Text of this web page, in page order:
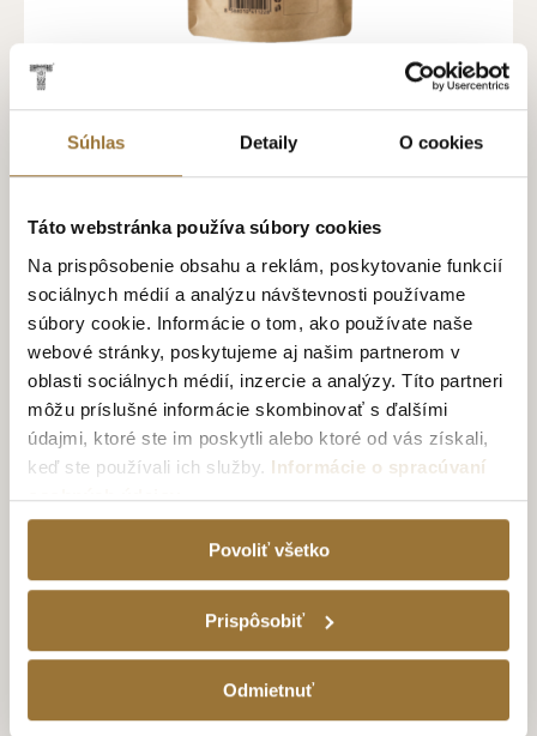
Súhlas Detaily O cookies
Táto webstránka používa súbory cookies
Na prispôsobenie obsahu a reklám, poskytovanie funkcií
sociálnych médií a analýzu návštevnosti používame
súbory cookie. Informácie o tom, ako používate naše
webové stránky, poskytujeme aj našim partnerom v
oblasti sociálnych médií, inzercie a analýzy. Títo partneri
môžu príslušné informácie skombinovať s ďalšími
údajmi, ktoré ste im poskytli alebo ktoré od vás získali,
keď ste používali ich služby. Informácie o spracúvaní
osobných údajov
Povoliť všetko
Prispôsobiť
Odmietnuť
TATRATEA ČIERNY ČAJ – SYPANÝ, 100 G
4.99€
NOVINKA SYPANÝ ČAJ